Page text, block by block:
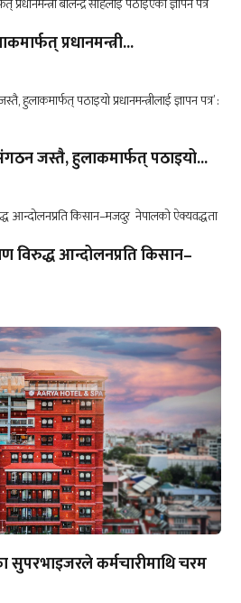
प्रधानमन्त्री...
जस्तै, हुलाकमार्फत् पठाइयो...
विरुद्ध आन्दोलनप्रति किसान–
सुपरभाइजरले कर्मचारीमाथि चरम